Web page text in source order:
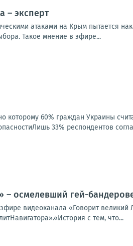
– эксперт
атаками на Крым пытается
Такое мнение в эфире...
которому 60% граждан Украины
33% респондентов
– осмелевший гей-
видеоканала «Говорит великий
с тем, что...